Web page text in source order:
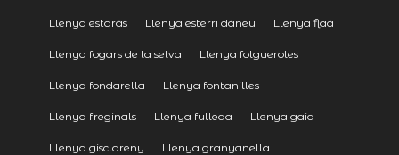
Llenya estaràs Llenya esterri dàneu Llenya flaà
Llenya fogars de la selva Llenya folgueroles
Llenya fondarella Llenya fontanilles
Llenya freginals Llenya fulleda Llenya gaia
Llenya gisclareny Llenya granyanella